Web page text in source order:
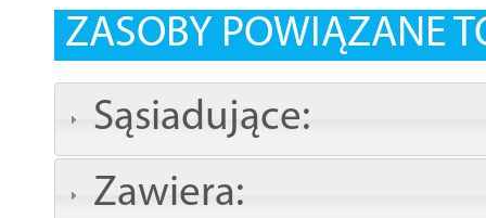
ZASOBY POWIĄZANE
Sąsiadujące:
Zawiera: